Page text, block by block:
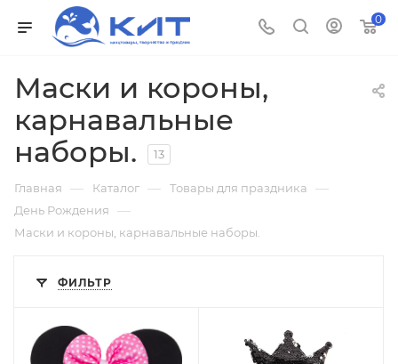
0
Маски и короны,
карнавальные
наборы.
13
Главная — Каталог — Товары для праздника —
День Рождения —
Маски и короны, карнавальные наборы.
ФИЛЬТР